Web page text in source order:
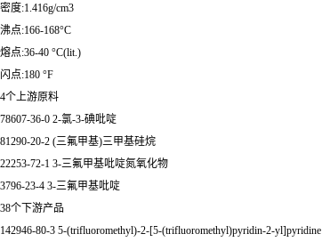
密度:1.416g/cm3
沸点:166-168°C
熔点:36-40 °C(lit.)
闪点:180 °F
4个上游原料
78607-36-0 2-氯-3-碘吡啶
81290-20-2 (三氟甲基)三甲基硅烷
22253-72-1 3-三氟甲基吡啶氮氧化物
3796-23-4 3-三氟甲基吡啶
38个下游产品
142946-80-3 5-(trifluoromethyl)-2-[5-(trifluoromethyl)pyridin-2-yl]pyridine